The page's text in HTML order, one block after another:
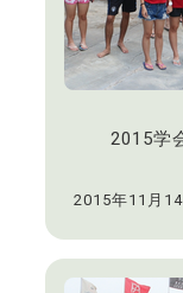
2015学
2015年11月